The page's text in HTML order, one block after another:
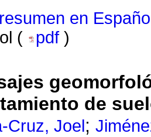
resumen en
(
pdf )
de
Cruz, Joel ;